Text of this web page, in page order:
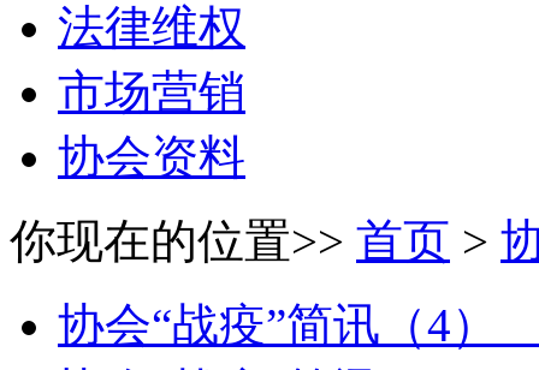
法律维权
市场营销
协会资料
你现在的位置>> 首页 >
协会“战疫”简讯（4